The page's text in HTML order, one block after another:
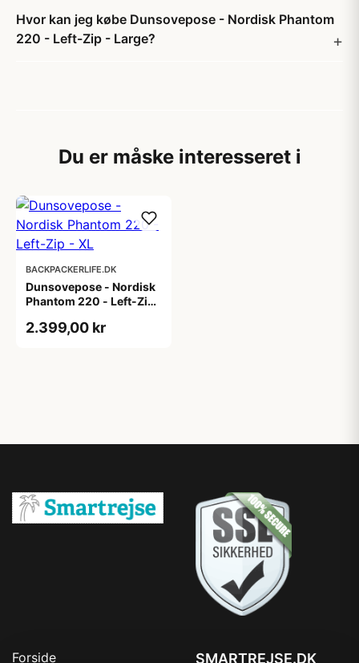
Hvor kan jeg købe Dunsovepose - Nordisk Phantom
220 - Left-Zip - Large?
Du er måske interesseret i
BACKPACKERLIFE.DK
Dunsovepose - Nordisk
Phantom 220 - Left-Zip
2.399,00 kr
Forside SMARTREJSE.DK